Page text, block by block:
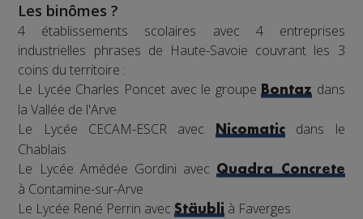
Les binômes ?
4 établissements scolaires avec 4 entreprises
industrielles phrases de Haute-Savoie couvrant les 3
coins du territoire :
Le Lycée Charles Poncet avec le groupeBontaz dans
la Vallée de l'Arve
Le Lycée CECAM-ESCR avec
Nicomaticdans le
Chablais
Le Lycée Amédée Gordini avecQuadra Concrete
à Contamine-sur-Arve
Le Lycée René Perrin avecStäubli à Faverges